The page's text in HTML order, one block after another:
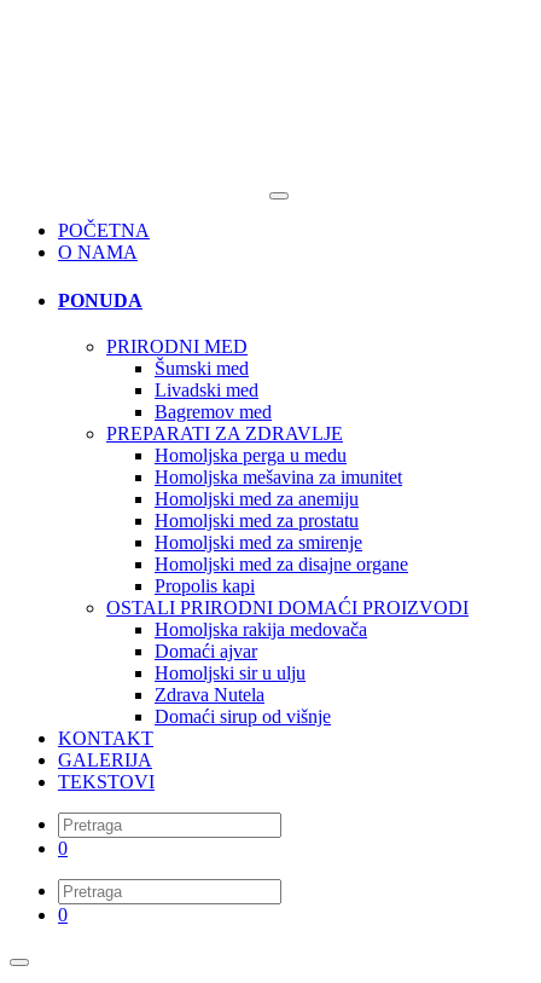
POČETNA
O NAMA
PONUDA
PRIRODNI MED
Šumski med
Livadski med
Bagremov med
PREPARATI ZA ZDRAVLJE
Homoljska perga u medu
Homoljska mešavina za imunitet
Homoljski med za anemiju
Homoljski med za prostatu
Homoljski med za smirenje
Homoljski med za disajne organe
Propolis kapi
OSTALI PRIRODNI DOMAĆI PROIZVODI
Homoljska rakija medovača
Domaći ajvar
Homoljski sir u ulju
Zdrava Nutela
Domaći sirup od višnje
KONTAKT
GALERIJA
TEKSTOVI
0
0